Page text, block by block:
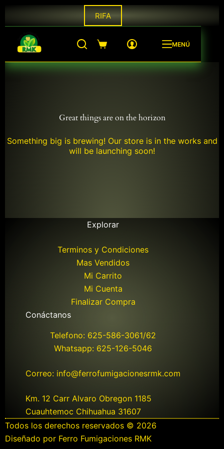
contenido
RIFA
Shopping
MENÚ
Great things are on the horizon
Something big is brewing! Our store is in the works and
will be launching soon!
Explorar
Terminos y Condiciones
Mas Vendidos
Mi Carrito
Mi Cuenta
Finalizar Compra
Conáctanos
Telefono: 625-586-3061/62
Whatsapp: 625-126-5046
Correo: info@ferrofumigacionesrmk.com
Km. 12 Carr Alvaro Obregon 1185
Cuauhtemoc Chihuahua 31607
Todos los derechos reservados © 2026
Diseñado por Ferro Fumigaciones RMK